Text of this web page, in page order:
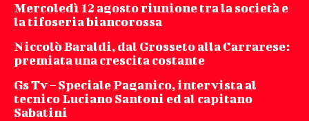
Mercoledì 12 agosto riunione tra la società e
la tifoseria biancorossa
Niccolò Baraldi, dal Grosseto alla Carrarese:
premiata una crescita costante
Gs Tv – Speciale Paganico, intervista al
tecnico Luciano Santoni ed al capitano
Sabatini